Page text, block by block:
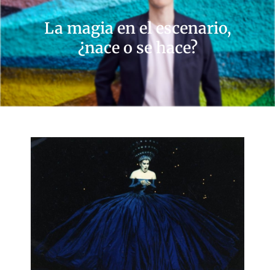
La magia en el escenario,
¿nace o se hace?